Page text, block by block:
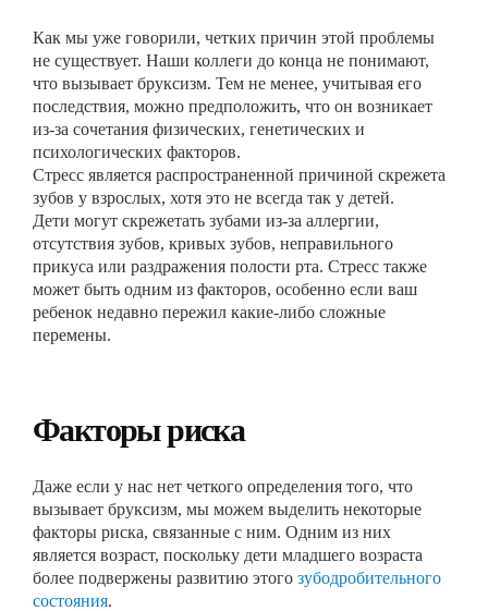
Как мы уже говорили, четких причин этой проблемы
не существует. Наши коллеги до конца не понимают,
что вызывает бруксизм. Тем не менее, учитывая его
последствия, можно предположить, что он возникает
из-за сочетания физических, генетических и
психологических факторов.
Стресс является распространенной причиной скрежета
зубов у взрослых, хотя это не всегда так у детей.
Дети могут скрежетать зубами из-за аллергии,
отсутствия зубов, кривых зубов, неправильного
прикуса или раздражения полости рта. Стресс также
может быть одним из факторов, особенно если ваш
ребенок недавно пережил какие-либо сложные
перемены.
Факторы риска
Даже если у нас нет четкого определения того, что
вызывает бруксизм, мы можем выделить некоторые
факторы риска, связанные с ним. Одним из них
является возраст, поскольку дети младшего возраста
более подвержены развитию этого зубодробительного
состояния.